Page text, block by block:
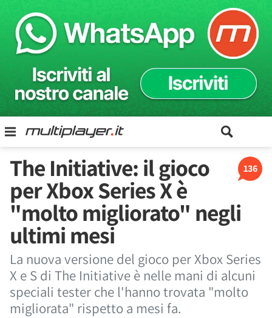
136
The Initiative: il gioco
per Xbox Series X è
"molto migliorato" negli
ultimi mesi
La nuova versione del gioco per Xbox Series
X e S di The Initiative è nelle mani di alcuni
speciali tester che l'hanno trovata "molto
migliorata" rispetto a mesi fa.